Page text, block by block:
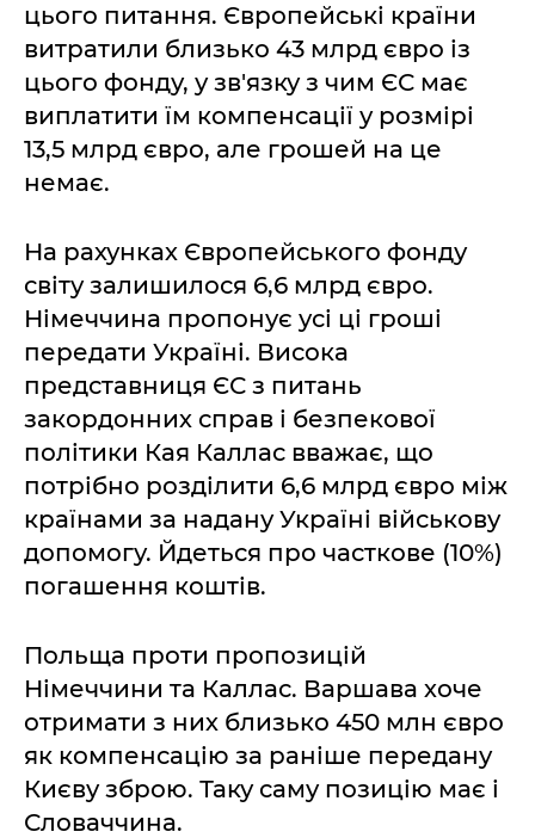
цього питання. Європейські країни
витратили близько 43 млрд євро із
цього фонду, у зв'язку з чим ЄС має
виплатити їм компенсації у розмірі
13,5 млрд євро, але грошей на це
немає.
На рахунках Європейського фонду
світу залишилося 6,6 млрд євро.
Німеччина пропонує усі ці гроші
передати Україні. Висока
представниця ЄС з питань
закордонних справ і безпекової
політики Кая Каллас вважає, що
потрібно розділити 6,6 млрд євро між
країнами за надану Україні військову
допомогу. Йдеться про часткове (10%)
погашення коштів.
Польща проти пропозицій
Німеччини та Каллас. Варшава хоче
отримати з них близько 450 млн євро
як компенсацію за раніше передану
Києву зброю. Таку саму позицію має і
Словаччина.